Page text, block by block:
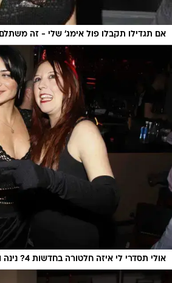
אם תגדילו תקבלו פול אימג' שלי - זה משתלם
אולי תסדרי לי איזה חלטורה בחדשות 4? נינה וטלי